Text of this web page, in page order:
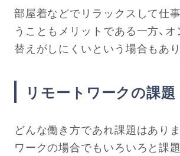
部屋着などでリラックスして仕
うこともメリットである一方、
替えがしにくいという場合もあり
リモートワークの課題
どんな働き方であれ課題はあり
ワークの場合でもいろいろと課